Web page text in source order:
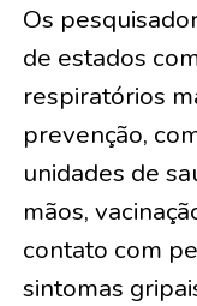
Os
de estados
respiratórios
prevenção,
unidades de
mãos,
contato com
sintomas